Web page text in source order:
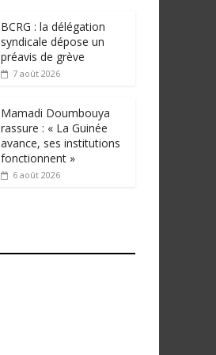
BCRG : la délégation
syndicale dépose un
préavis de grève
7 août 2026
Mamadi Doumbouya
rassure : « La Guinée
avance, ses institutions
fonctionnent »
6 août 2026